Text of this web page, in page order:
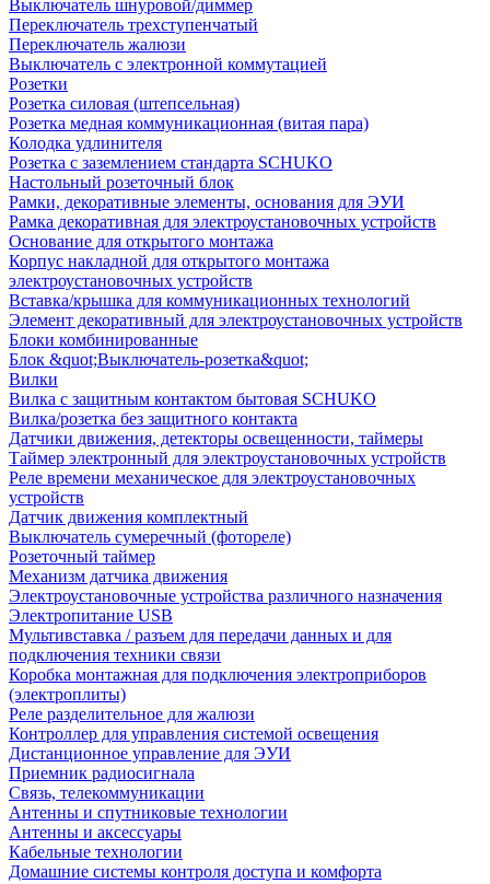
Выключатель шнуровой/диммер
Переключатель трехступенчатый
Переключатель жалюзи
Выключатель с электронной коммутацией
Розетки
Розетка силовая (штепсельная)
Розетка медная коммуникационная (витая пара)
Колодка удлинителя
Розетка с заземлением стандарта SCHUKO
Настольный розеточный блок
Рамки, декоративные элементы, основания для ЭУИ
Рамка декоративная для электроустановочных устройств
Основание для открытого монтажа
Корпус накладной для открытого монтажа
электроустановочных устройств
Вставка/крышка для коммуникационных технологий
Элемент декоративный для электроустановочных устройств
Блоки комбинированные
Блок &quot;Выключатель-розетка&quot;
Вилки
Вилка с защитным контактом бытовая SCHUKO
Вилка/розетка без защитного контакта
Датчики движения, детекторы освещенности, таймеры
Таймер электронный для электроустановочных устройств
Реле времени механическое для электроустановочных
устройств
Датчик движения комплектный
Выключатель сумеречный (фотореле)
Розеточный таймер
Механизм датчика движения
Электроустановочные устройства различного назначения
Электропитание USB
Мультивставка / разъем для передачи данных и для
подключения техники связи
Коробка монтажная для подключения электроприборов
(электроплиты)
Реле разделительное для жалюзи
Контроллер для управления системой освещения
Дистанционное управление для ЭУИ
Приемник радиосигнала
Связь, телекоммуникации
Антенны и спутниковые технологии
Антенны и аксессуары
Кабельные технологии
Домашние системы контроля доступа и комфорта